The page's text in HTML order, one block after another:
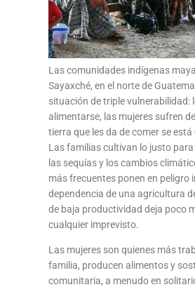
Las comunidades indígenas
Sayaxché, en el norte de
situación de triple vulnerabilidad:
alimentarse, las mujeres sufren
tierra que les da de comer se
Las familias cultivan lo justo
las sequías y los cambios
más frecuentes ponen en peligro
dependencia de una agricultura
de baja productividad deja poco
cualquier imprevisto.
Las mujeres son quienes más
familia, producen alimentos y
comunitaria, a menudo en